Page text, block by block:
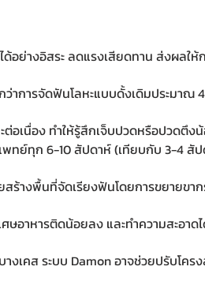
อย่างอิสระ ลดแรงเสียดทาน ส่งผลใ
ว่าการจัดฟันโลหะแบบดั้งเดิมประมาณ
อเนื่อง ทำให้รู้สึกเจ็บปวดหรือปวดตึง
ย์ทุก 6-10 สัปดาห์ (เทียบกับ 3-4 สัป
างพื้นที่จัดเรียงฟันโดยการขยายขาก
ศษอาหารติดน้อยลง และทำความสะอา
เคส ระบบ Damon อาจช่วยปรับโคร